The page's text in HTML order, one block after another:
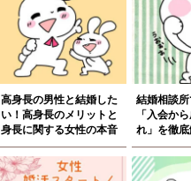
高身長の男性と結婚した
い！高身長のメリットと
身長に関する女性の本音
結婚相談
「入会か
れ」を徹